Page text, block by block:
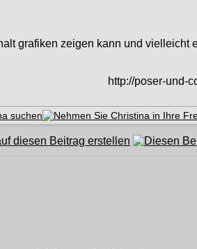
grafiken zeigen kann und vielleicht
http://poser-und-